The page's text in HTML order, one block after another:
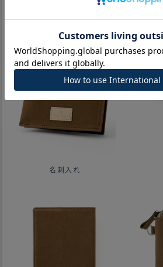
名刺入れ